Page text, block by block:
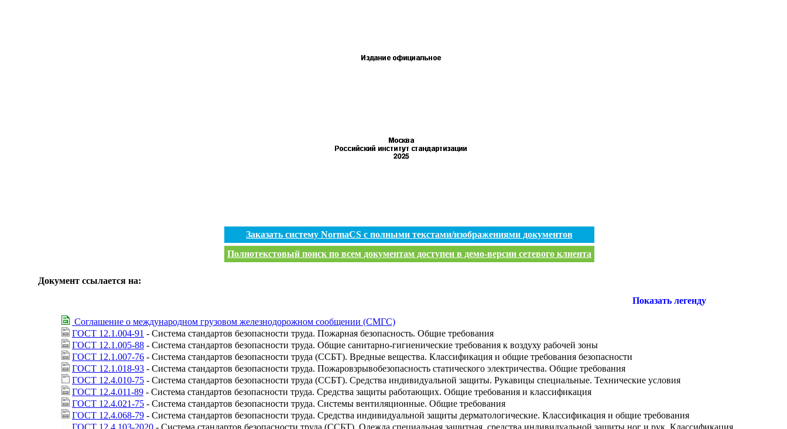
Заказать систему NormaCS с полными текстами/изображениями документов
Полнотекстовый поиск по всем документам доступен в демо-версии сетевого клиента
Документ ссылается на:
Показать легенду
Соглашение о международном грузовом железнодорожном сообщении (СМГС)
ГОСТ 12.1.004-91 - Система стандартов безопасности труда. Пожарная безопасность. Общие требования
ГОСТ 12.1.005-88 - Система стандартов безопасности труда. Общие санитарно-гигиенические требования к воздуху рабочей зоны
ГОСТ 12.1.007-76 - Система стандартов безопасности труда (ССБТ). Вредные вещества. Классификация и общие требования безопасности
ГОСТ 12.1.018-93 - Система стандартов безопасности труда. Пожаровзрывобезопасность статического электричества. Общие требования
ГОСТ 12.4.010-75 - Система стандартов безопасности труда (ССБТ). Средства индивидуальной защиты. Рукавицы специальные. Технические условия
ГОСТ 12.4.011-89 - Система стандартов безопасности труда. Средства защиты работающих. Общие требования и классификация
ГОСТ 12.4.021-75 - Система стандартов безопасности труда. Системы вентиляционные. Общие требования
ГОСТ 12.4.068-79 - Система стандартов безопасности труда. Средства индивидуальной защиты дерматологические. Классификация и общие требования
ГОСТ 12.4.103-2020 - Система стандартов безопасности труда (ССБТ). Одежда специальная защитная, средства индивидуальной защиты ног и рук. Классификация